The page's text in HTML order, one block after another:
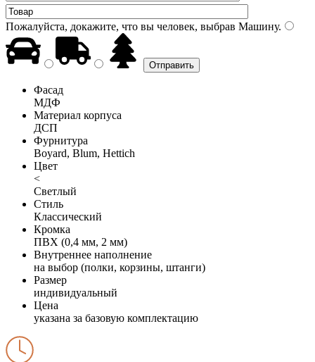
Пожалуйста, докажите, что вы человек, выбрав Машину.
Фасад
МДФ
Материал корпуса
ДСП
Фурнитура
Boyard, Blum, Hettich
Цвет
<
Светлый
Стиль
Классический
Кромка
ПВХ (0,4 мм, 2 мм)
Внутреннее наполнение
на выбор (полки, корзины, штанги)
Размер
индивидуальный
Цена
указана за базовую комплектацию